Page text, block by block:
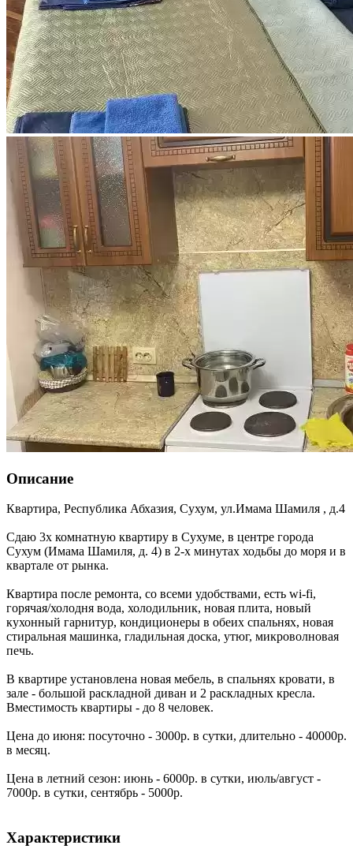
Описание
Квартира, Республика Абхазия, Сухум, ул.Имама Шамиля , д.4
Сдаю 3х комнатную квартиру в Сухуме, в центре города
Сухум (Имама Шамиля, д. 4) в 2-х минутах ходьбы до моря и в
квартале от рынка.
Квартира после ремонта, со всеми удобствами, есть wi-fi,
горячая/холодня вода, холодильник, новая плита, новый
кухонный гарнитур, кондиционеры в обеих спальнях, новая
стиральная машинка, гладильная доска, утюг, микроволновая
печь.
В квартире установлена новая мебель, в спальнях кровати, в
зале - большой раскладной диван и 2 раскладных кресла.
Вместимость квартиры - до 8 человек.
Цена до июня: посуточно - 3000р. в сутки, длительно - 40000р.
в месяц.
Цена в летний сезон: июнь - 6000р. в сутки, июль/август -
7000р. в сутки, сентябрь - 5000р.
Характеристики